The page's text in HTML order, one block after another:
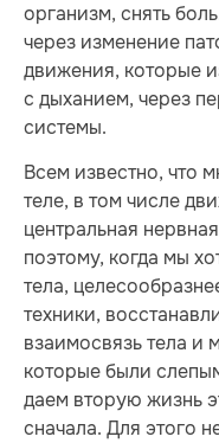
организм, снять
через изменение
движения, которые
с дыханием, через
системы.
Всем известно, что
теле, в том числе
центральная
поэтому, когда мы
тела,
техники,
взаимосвязь тела и
которые были
даем вторую жизнь
сначала. Для этого